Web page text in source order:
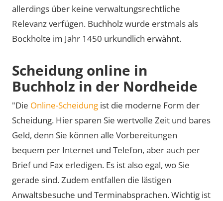
allerdings über keine verwaltungsrechtliche
Relevanz verfügen. Buchholz wurde erstmals als
Bockholte im Jahr 1450 urkundlich erwähnt.
Scheidung online in
Buchholz in der Nordheide
"Die Online-Scheidung ist die moderne Form der
Scheidung. Hier sparen Sie wertvolle Zeit und bares
Geld, denn Sie können alle Vorbereitungen
bequem per Internet und Telefon, aber auch per
Brief und Fax erledigen. Es ist also egal, wo Sie
gerade sind. Zudem entfallen die lästigen
Anwaltsbesuche und Terminabsprachen. Wichtig ist